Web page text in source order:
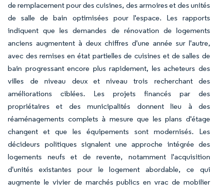
de remplacement pour des cuisines, des armoires et des unités
de salle de bain optimisées pour l'espace. Les rapports
indiquent que les demandes de rénovation de logements
anciens augmentent à deux chiffres d'une année sur l'autre,
avec des remises en état partielles de cuisines et de salles de
bain progressant encore plus rapidement, les acheteurs des
villes de niveau deux et niveau trois recherchant des
améliorations ciblées. Les projets financés par des
propriétaires et des municipalités donnent lieu à des
réaménagements complets à mesure que les plans d'étage
changent et que les équipements sont modernisés. Les
décideurs politiques signalent une approche intégrée des
logements neufs et de revente, notamment l'acquisition
d'unités existantes pour le logement abordable, ce qui
augmente le vivier de marchés publics en vrac de mobilier